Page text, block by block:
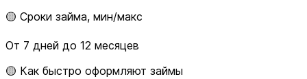
🟡 Сроки займа, мин/макс
От 7 дней до 12 месяцев
🟡 Как быстро оформляют займы